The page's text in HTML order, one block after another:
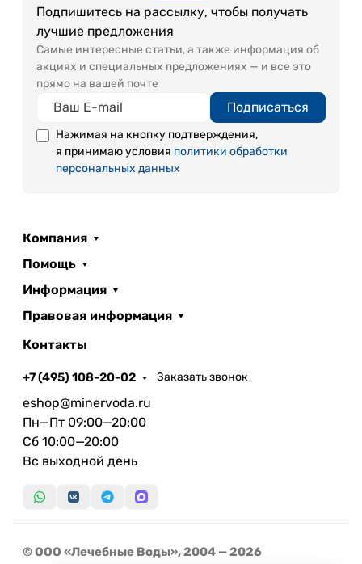
Подпишитесь на рассылку, чтобы получать
лучшие предложения
Самые интересные статьи, а также информация об
акциях и специальных предложениях — и все это
прямо на вашей почте
Подписаться
Нажимая на кнопку подтверждения,
я принимаю условия политики обработки
персональных данных
Компания
Помощь
Информация
Правовая информация
Контакты
+7 (495) 108-20-02 Заказать звонок
eshop@minervoda.ru
Пн—Пт 09:00—20:00
Сб 10:00—20:00
Вс выходной день
© ООО «Лечебные Воды», 2004 — 2026